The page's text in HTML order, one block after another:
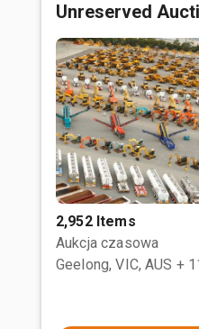
Unreserved
2,952 Items
Aukcja czasowa
Geelong, VIC, AUS +